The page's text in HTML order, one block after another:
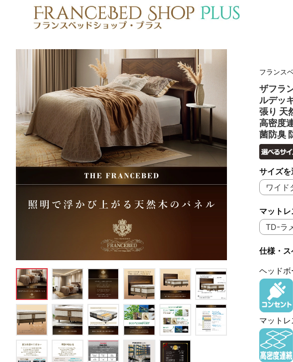
フランス
ザフラ
ルデッ
張り 天
高密度
菌防臭
サイズ
マット
仕様・ス
ヘッドボ
マットレ